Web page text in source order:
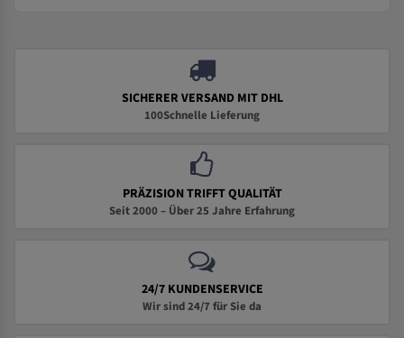
SICHERER VERSAND MIT DHL
100Schnelle Lieferung
PRÄZISION TRIFFT QUALITÄT
Seit 2000 – Über 25 Jahre Erfahrung
24/7 KUNDENSERVICE
Wir sind 24/7 für Sie da